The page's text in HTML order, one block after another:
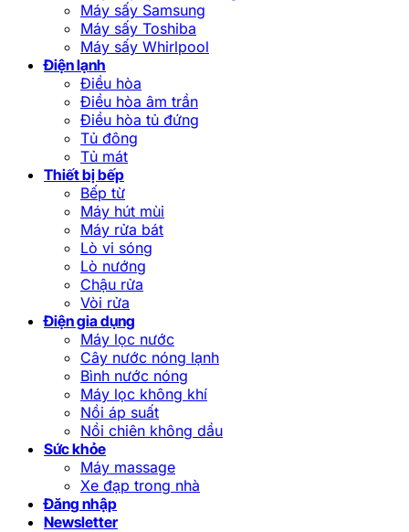
Máy sấy Samsung
Máy sấy Toshiba
Máy sấy Whirlpool
Điện lạnh
Điều hòa
Điều hòa âm trần
Điều hòa tủ đứng
Tủ đông
Tủ mát
Thiết bị bếp
Bếp từ
Máy hút mùi
Máy rửa bát
Lò vi sóng
Lò nướng
Chậu rửa
Vòi rửa
Điện gia dụng
Máy lọc nước
Cây nước nóng lạnh
Bình nước nóng
Máy lọc không khí
Nồi áp suất
Nồi chiên không dầu
Sức khỏe
Máy massage
Xe đạp trong nhà
Đăng nhập
Newsletter